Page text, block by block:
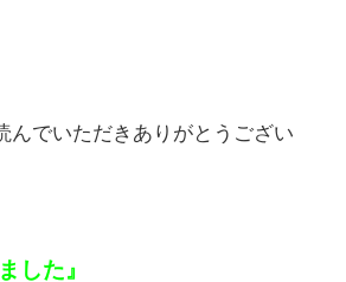
んでいただきありがとうござい
した』